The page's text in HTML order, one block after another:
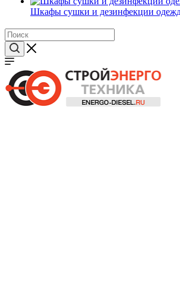
Шкафы сушки и дезинфекции